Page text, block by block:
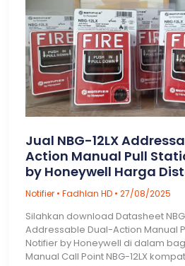
Notifier
for
Fire
Suppression
Actuation
by
Honeywell
Jual NBG-12LX
Action Manual Pull
by Honeywell Harga
Notifier• Fadhlan HD • 27/08/2025
Silahkan download Datasheet
Addressable Dual-Action Manual
Notifier by Honeywell di dalam
Manual Call Point NBG-12LX